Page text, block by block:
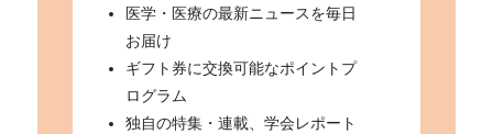
医学・医療の最新ニュースを毎日
お届け
ギフト券に交換可能なポイントプ
ログラム
独自の特集・連載、学会レポート